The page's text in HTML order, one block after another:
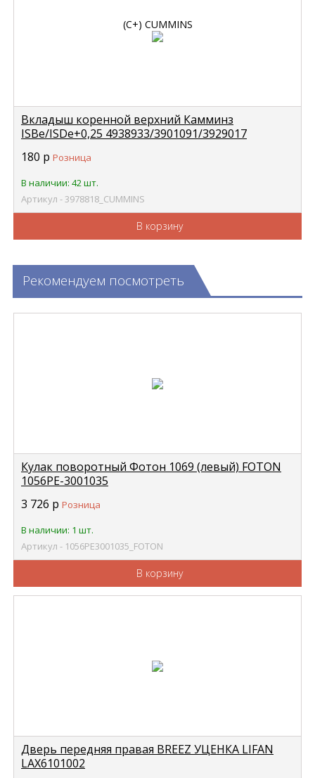
Вкладыш коренной верхний Камминз
ISBe/ISDe+0,25 4938933/3901091/3929017
180 р Розница
В наличии: 42 шт.
Артикул - 3978818_CUMMINS
В корзину
Рекомендуем посмотреть
Кулак поворотный Фотон 1069 (левый) FOTON
1056РЕ-3001035
3 726 р Розница
В наличии: 1 шт.
Артикул - 1056РЕ3001035_FOTON
В корзину
Дверь передняя правая BREEZ УЦЕНКА LIFAN
LAX6101002